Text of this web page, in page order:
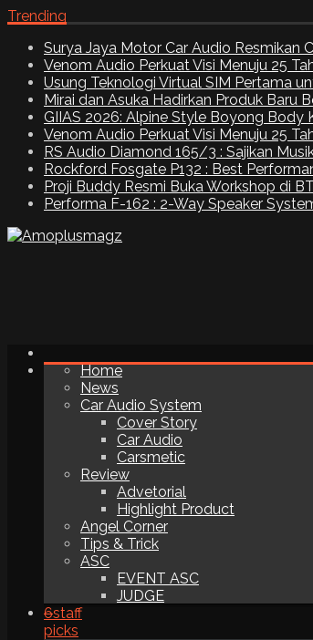
Trending
Surya Jaya Motor Car Audio Resmikan
Venom Audio Perkuat Visi Menuju 25
Usung Teknologi Virtual SIM Pertama
Mirai dan Asuka Hadirkan Produk Baru
GIIAS 2026: Alpine Style Boyong Body
Venom Audio Perkuat Visi Menuju 25
RS Audio Diamond 165/3 : Sajikan
Rockford Fosgate P132 : Best
Proji Buddy Resmi Buka Workshop di
Performa F-162 : 2-Way Speaker
Home
News
Car Audio System
Cover Story
Car Audio
Carsmetic
Review
Advetorial
Highlight Product
Angel Corner
Tips & Trick
ASC
EVENT ASC
JUDGE
6staff
picks